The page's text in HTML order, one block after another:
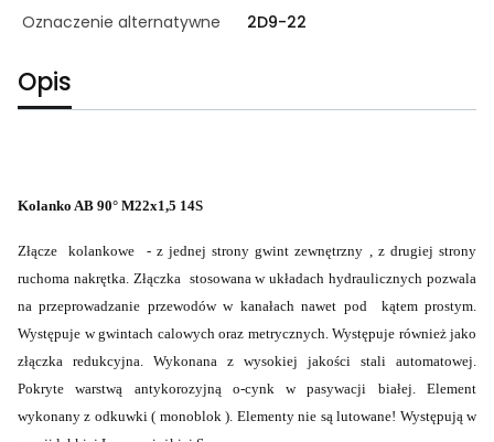
Oznaczenie alternatywne 2D9-22
Opis
Kolanko AB 90° M22x1,5 14S
Złącze kolankowe
- z jednej strony gwint zewnętrzny , z drugiej strony
ruchoma nakrętka. Złączka stosowana w układach hydraulicznych pozwala
na przeprowadzanie przewodów w kanałach nawet pod
kątem prostym.
Występuje w gwintach calowych oraz metrycznych. Występuje również jako
złączka redukcyjna. Wykonana z wysokiej jakości stali automatowej.
Pokryte warstwą antykorozyjną o-cynk w pasywacji białej. Element
wykonany z odkuwki ( monoblok ). Elementy nie są lutowane! Występują w